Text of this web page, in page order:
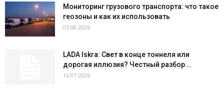
Мониторинг грузового транспорта: что такое
геозоны и как их использовать
05.08.2026
LADA Iskra: Свет в конце тоннеля или
дорогая иллюзия? Честный разбор...
16.07.2026